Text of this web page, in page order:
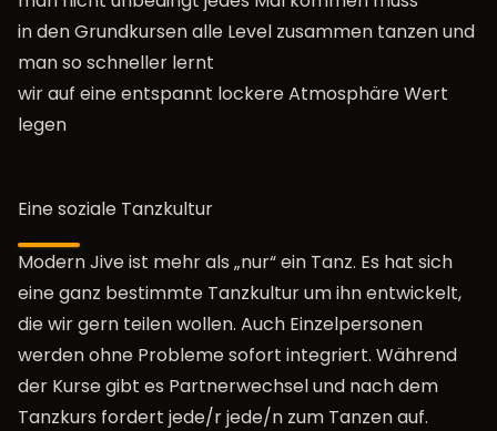
in den Grundkursen alle Level zusammen tanzen und
man so schneller lernt
wir auf eine entspannt lockere Atmosphäre Wert
legen
Eine soziale Tanzkultur
Modern Jive ist mehr als „nur“ ein Tanz. Es hat sich
eine ganz bestimmte Tanzkultur um ihn entwickelt,
die wir gern teilen wollen. Auch Einzelpersonen
werden ohne Probleme sofort integriert. Während
der Kurse gibt es Partnerwechsel und nach dem
Tanzkurs fordert jede/r jede/n zum Tanzen auf.